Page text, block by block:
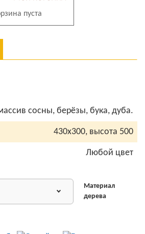
пуста
сосны, берёзы, бука, дуба.
430х300, высота 500
Любой цвет
Материал
дерева